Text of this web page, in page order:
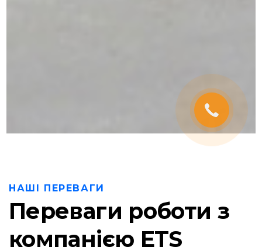
НАШІ ПЕРЕВАГИ
Переваги роботи з
компанією ETS